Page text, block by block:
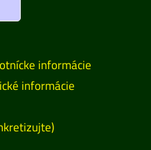
informácie
informácie